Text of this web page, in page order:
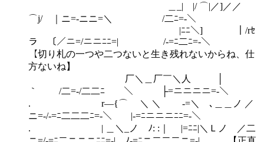
＿_| |/ ⌒|／]／／
⌒j/ ｜ニ=‐ニニ=＼ /二ﾆ=‐＼
|ﾆﾆ＼] ｜/rｾ
ラ 〔／ニ=/ニニﾆﾆ=| /‐=ﾆ二ﾆ=‐＼
【切り札の一つや二つないと生き残れないからね、仕
方ないね】
厂＼＿厂￣＼人 │
｀ /二=‐/二二ﾆ￣￣＼ ├=ニニニニ=‐＼
. r―{⌒ ＼ ＼ ‐=＼ ､＿＿ノ ／
ニ=‐/‐=ﾆ二二二ﾆ=‐＼ |‐=ﾆニニニﾆﾆ=‐＼
. | ＿＼_ノ ﾉ: :｜ |=ﾆﾆ|＼Ｌノ ／二